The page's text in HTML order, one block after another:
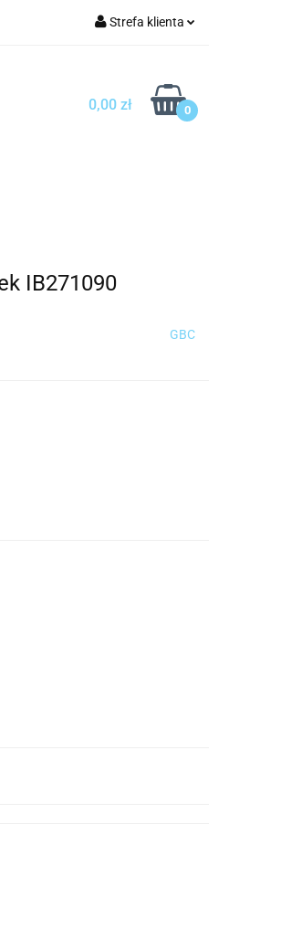
Strefa klienta
Zarejestruj się
Dodaj zgłoszenie
0,00 zł 0
IB271090
GBC